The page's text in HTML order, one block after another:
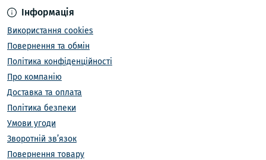
Інформація
Використання cookies
Повернення та обмін
Політика конфіденційності
Про компанію
Доставка та оплата
Політика безпеки
Умови угоди
Зворотній зв’язок
Повернення товару